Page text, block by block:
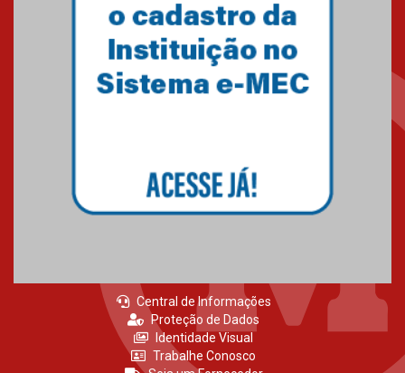
Central de Informações
Proteção de Dados
Identidade Visual
Trabalhe Conosco